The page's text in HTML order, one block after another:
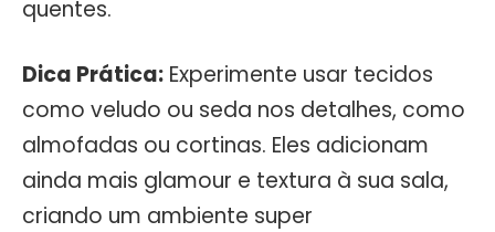
quentes.
Dica Prática: Experimente usar tecidos
como veludo ou seda nos detalhes, como
almofadas ou cortinas. Eles adicionam
ainda mais glamour e textura à sua sala,
criando um ambiente super